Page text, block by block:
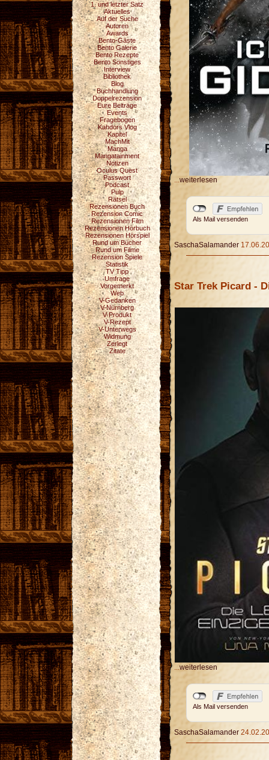
1. und letzter Satz
Aktuelles
Auf der Suche
Autoren
Awards
Bento-Gäste
Bento Galerie
Bento Rezepte
Bento Sonstiges
Interview
Bibliothek
Blog
Buchhandlung
Doppelrezension
Eure Beiträge
Events
Fragebogen
Kahdors Vlog
Kapitel
MachMit
Manga
Mangatainment
Notizen
Oculus Quest
Passwort
Podcast
Pulp
Rätsel
Rezensionen Buch
Rezension Comic
Rezensionen Film
Rezensionen Hörbuch
Rezensionen Hörspiel
Rund um Bücher
Rund um Filme
Rezension Spiele
Statistik
TV Tipp
Umfrage
Vorgemerkt
Web
V-Gedanken
V-Nürnberg
V-Produkt
V-Rezept
V-Unterwegs
Widmung
Zerlegt
Zitate
...weiterlesen
Als Mail versenden
SaschaSalamander
Star Trek Picard -
...weiterlesen
Als Mail versenden
SaschaSalamander